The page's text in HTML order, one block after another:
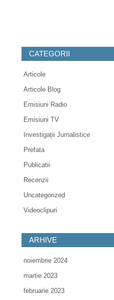
CATEGORII
Articole
Articole Blog
Emisiuni Radio
Emisiuni TV
Investigații Jurnalistice
Prefata
Publicatii
Recenzii
Uncategorized
Videoclipuri
ARHIVE
noiembrie 2024
martie 2023
februarie 2023